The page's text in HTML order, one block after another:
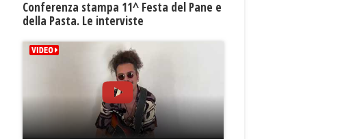
Conferenza stampa 11^ Festa del Pane e
della Pasta. Le interviste